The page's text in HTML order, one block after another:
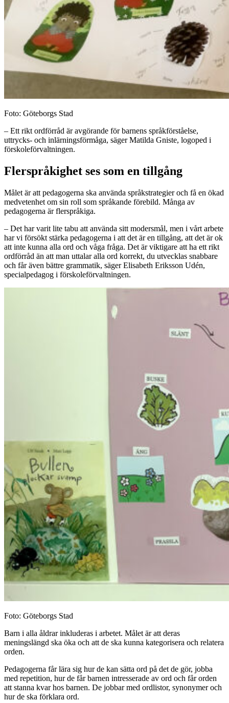
Foto: Göteborgs Stad
– Ett rikt ordförråd är avgörande för barnens språkförståelse,
uttrycks- och inlärningsförmåga, säger Matilda Gniste, logoped i
förskoleförvaltningen.
Flerspråkighet ses som en tillgång
Målet är att pedagogerna ska använda språkstrategier och få en ökad
medvetenhet om sin roll som språkande förebild. Många av
pedagogerna är flerspråkiga.
– Det har varit lite tabu att använda sitt modersmål, men i vårt arbete
har vi försökt stärka pedagogerna i att det är en tillgång, att det är ok
att inte kunna alla ord och våga fråga. Det är viktigare att ha ett rikt
ordförråd än att man uttalar alla ord korrekt, du utvecklas snabbare
och får även bättre grammatik, säger Elisabeth Eriksson Udén,
specialpedagog i förskoleförvaltningen.
Foto: Göteborgs Stad
Barn i alla åldrar inkluderas i arbetet. Målet är att deras
meningslängd ska öka och att de ska kunna kategorisera och relatera
orden.
Pedagogerna får lära sig hur de kan sätta ord på det de gör, jobba
med repetition, hur de får barnen intresserade av ord och får orden
att stanna kvar hos barnen. De jobbar med ordlistor, synonymer och
hur de ska förklara ord.